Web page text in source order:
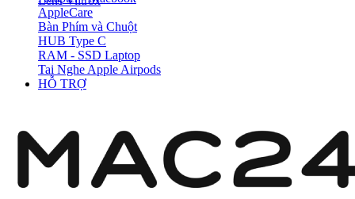
AppleCare
Bàn Phím và Chuột
HUB Type C
RAM - SSD Laptop
Tai Nghe Apple Airpods
HỖ TRỢ